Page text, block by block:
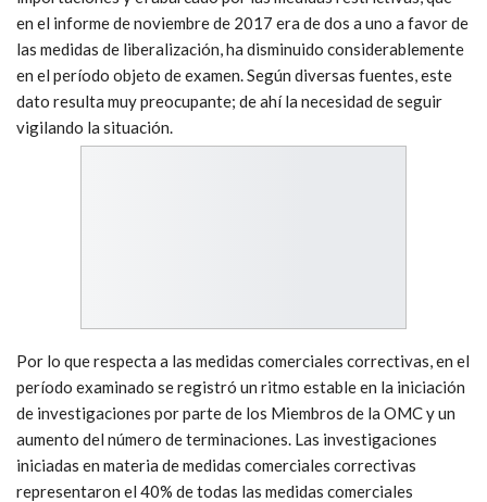
en el informe de noviembre de 2017 era de dos a uno a favor de
las medidas de liberalización, ha disminuido considerablemente
en el período objeto de examen. Según diversas fuentes, este
dato resulta muy preocupante; de ahí la necesidad de seguir
vigilando la situación.
Por lo que respecta a las medidas comerciales correctivas, en el
período examinado se registró un ritmo estable en la iniciación
de investigaciones por parte de los Miembros de la OMC y un
aumento del número de terminaciones. Las investigaciones
iniciadas en materia de medidas comerciales correctivas
representaron el 40% de todas las medidas comerciales